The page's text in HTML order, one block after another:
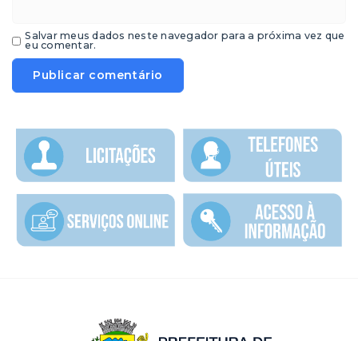
Salvar meus dados neste navegador para a próxima vez que
eu comentar.